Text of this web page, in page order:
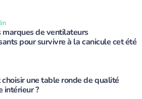
marques de ventilateurs
pour survivre à la canicule cet été
choisir une table ronde de qualité
intérieur ?